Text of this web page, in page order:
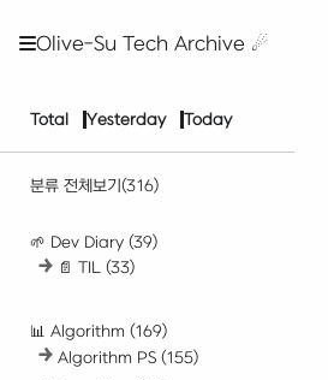
Olive-Su Tech Archive ☄︎
Total Yesterday Today
분류 전체보기(316)
🌱 Dev Diary (39)
📄 TIL(33)
📊 Algorithm (169)
Algorithm PS(155)